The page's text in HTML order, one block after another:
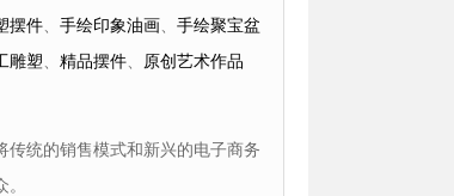
摆件、 手绘印象油画、 手绘聚宝盆
雕塑、 精品摆件、 原创艺术作品
统的销售模式和新兴的电子商务